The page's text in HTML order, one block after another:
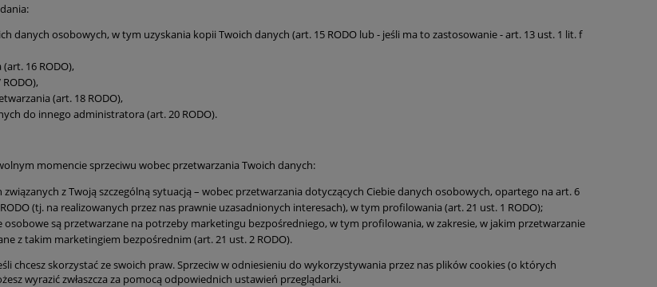
danych osobowych, w tym uzyskania kopii Twoich danych (art. 15 RODO lub - jeśli ma to zastosowanie - art. 13 ust. 1 lit. f
16 RODO),
(art. 18 RODO),
do innego administratora (art. 20 RODO).
momencie sprzeciwu wobec przetwarzania Twoich danych:
związanych z Twoją szczególną sytuacją – wobec przetwarzania dotyczących Ciebie danych osobowych, opartego na art. 6
(tj. na realizowanych przez nas prawnie uzasadnionych interesach), w tym profilowania (art. 21 ust. 1 RODO);
osobowe są przetwarzane na potrzeby marketingu bezpośredniego, w tym profilowania, w zakresie, w jakim przetwarzanie
z takim marketingiem bezpośrednim (art. 21 ust. 2 RODO).
chcesz skorzystać ze swoich praw. Sprzeciw w odniesieniu do wykorzystywania przez nas plików cookies (o których
wyrazić zwłaszcza za pomocą odpowiednich ustawień przeglądarki.